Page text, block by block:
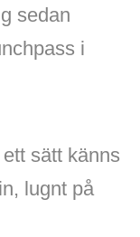
sedan
i
sätt känns
lugnt på